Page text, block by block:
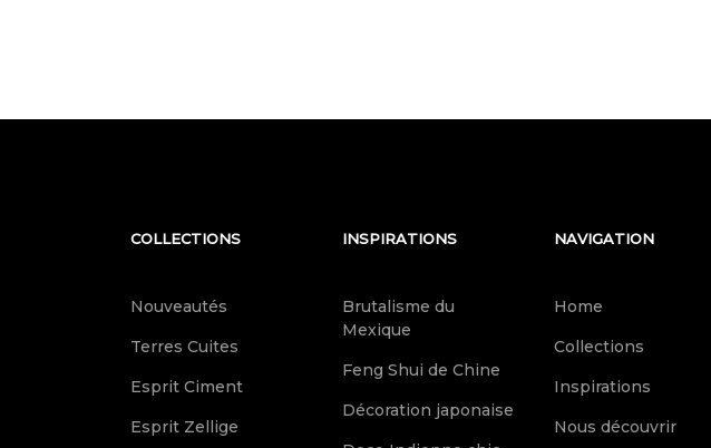
COLLECTIONS
Nouveautés
Terres Cuites
Esprit Ciment
Esprit Zellige
INSPIRATIONS
Brutalisme du
Mexique
Feng Shui de Chine
Décoration japonaise
NAVIGATION
Home
Collections
Inspirations
Nous découvrir